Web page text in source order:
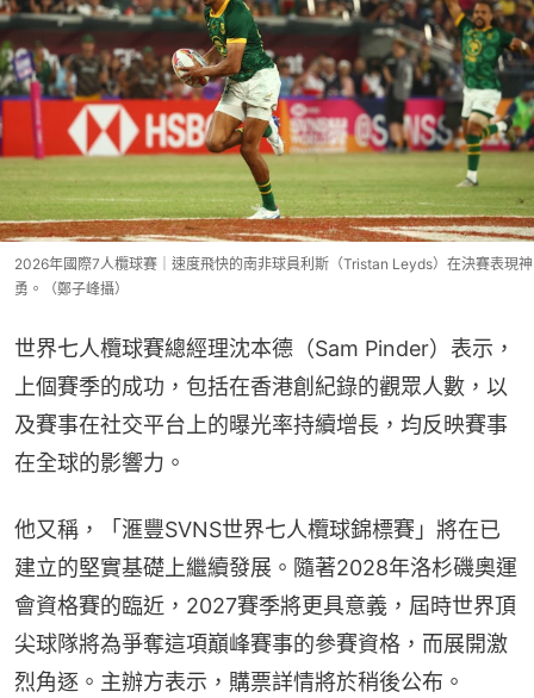
2026年國際7人欖球賽｜速度飛快的南非球員利斯（Tristan Leyds）在決賽表現神
勇。（鄭子峰攝）
世界七人欖球賽總經理沈本德（Sam Pinder）表示，
上個賽季的成功，包括在香港創紀錄的觀眾人數，以
及賽事在社交平台上的曝光率持續增長，均反映賽事
在全球的影響力。
他又稱，「滙豐SVNS世界七人欖球錦標賽」將在已
建立的堅實基礎上繼續發展。隨著2028年洛杉磯奧運
會資格賽的臨近，2027賽季將更具意義，屆時世界頂
尖球隊將為爭奪這項巔峰賽事的參賽資格，而展開激
烈角逐。主辦方表示，購票詳情將於稍後公布。